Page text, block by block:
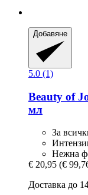
Добавяне
5.0 (1)
Beauty of
мл
За
Нежна
€ 20,95 (€
Доставка до